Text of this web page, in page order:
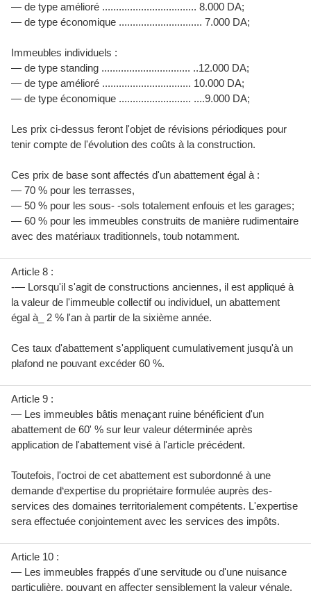
— de type amélioré .................................. 8.000 DA;
— de type économique .............................. 7.000 DA;
Immeubles individuels :
— de type standing ................................ ..12.000 DA;
— de type amélioré ................................ 10.000 DA;
— de type économique .......................... ....9.000 DA;
Les prix ci-dessus feront l'objet de révisions périodiques pour
tenir compte de l'évolution des coûts à la construction.
Ces prix de base sont affectés d'un abattement égal à :
— 70 % pour les terrasses,
— 50 % pour les sous- -sols totalement enfouis et les garages;
— 60 % pour les immeubles construits de manière rudimentaire
avec des matériaux traditionnels, toub notamment.
Article 8 :
-— Lorsqu'il s'agit de constructions anciennes, il est appliqué à
la valeur de l'immeuble collectif ou individuel, un abattement
égal à_ 2 % l'an à partir de la sixième année.
Ces taux d'abattement s'appliquent cumulativement jusqu'à un
plafond ne pouvant excéder 60 %.
Article 9 :
— Les immeubles bâtis menaçant ruine bénéficient d'un
abattement de 60' % sur leur valeur déterminée après
application de l'abattement visé à l'article précédent.
Toutefois, l'octroi de cet abattement est subordonné à une
demande d‘expertise du propriétaire formulée auprès des-
services des domaines territorialement compétents. L'expertise
sera effectuée conjointement avec les services des impôts.
Article 10 :
— Les immeubles frappés d'une servitude ou d'une nuisance
particulière, pouvant en affecter sensiblement la valeur vénale,